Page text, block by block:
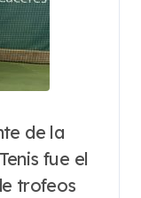
de la
fue el
trofeos